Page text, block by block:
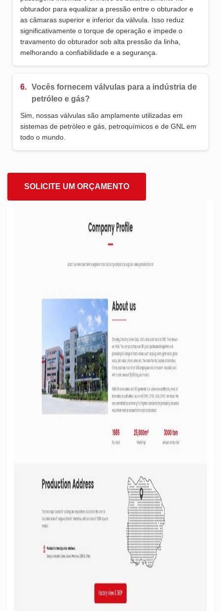
obturador para equalizar a pressão entre o obturador e
as câmaras superior e inferior da válvula. Isso reduz
significativamente o torque de operação e impede o
travamento do obturador sob alta pressão da linha,
melhorando a confiabilidade e a segurança.
6. Vocês fornecem válvulas para a indústria de
petróleo e gás?
Sim, nossas válvulas são amplamente utilizadas em
sistemas de petróleo e gás, petroquímicos e de GNL em
todo o mundo.
SOLICITE UM ORÇAMENTO